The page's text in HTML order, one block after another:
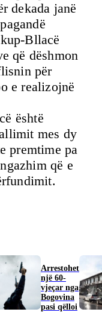
dekada janë
Bllacë
që dëshmon
për
e realizojnë
është
mes dy
premtime pa
që e
Arrestohet
një 60-
vjeçar nga
Bogovina
pasi qëlloi